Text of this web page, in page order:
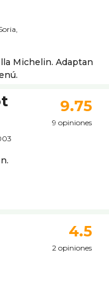
Michelin. Adaptan
9.75
9 opiniones
4.5
2 opiniones